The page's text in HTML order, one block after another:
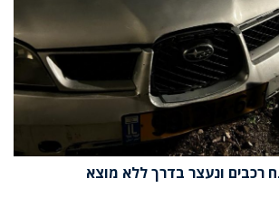
רכבים ונעצר בדרך ללא מוצא